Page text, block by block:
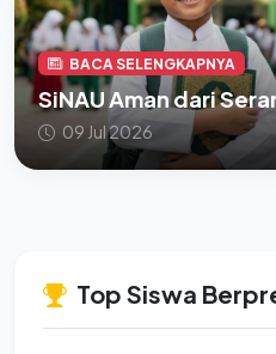
BACA SELENGKAPNYA
SiNAU Aman dari
09 Jul 2026
Top Siswa